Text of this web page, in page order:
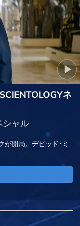
ネ
シャル
開局。デビッド･ミ